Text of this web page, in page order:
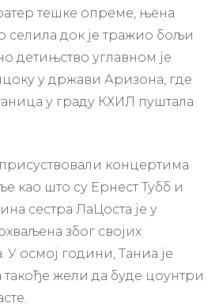
тешке опреме, њена
селила док је тражио бољи
детињство углавном је
у држави Аризона, где
у граду КХИЛ пуштала
концертима
као што су Ернест Тубб и
сестра ЛаЦоста је у
због својих
У осмој години, Таниа је
жели да буде цоунтри